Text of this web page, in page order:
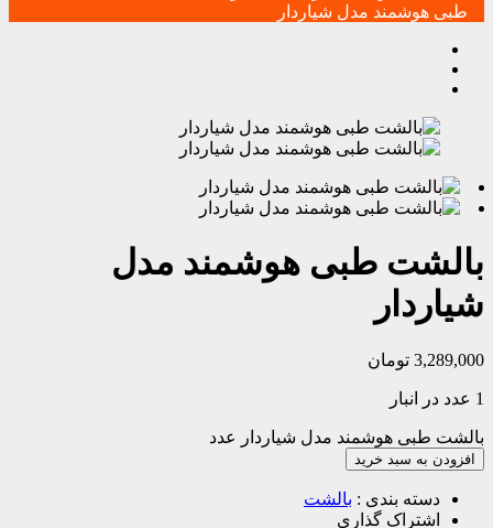
طبی هوشمند مدل شیاردار
بالشت طبی هوشمند مدل
شیاردار
3,289,000 تومان
1 عدد در انبار
بالشت طبی هوشمند مدل شیاردار عدد
افزودن به سبد خرید
دسته بندی : بالشت
اشتراک گذاری